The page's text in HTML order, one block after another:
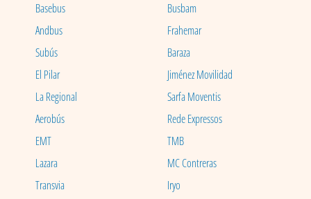
Basebus
Busbam
Andbus
Frahemar
Subús
Baraza
El Pilar
Jiménez Movilidad
La Regional
Sarfa Moventis
Aerobús
Rede Expressos
EMT
TMB
Lazara
MC Contreras
Transvia
Iryo